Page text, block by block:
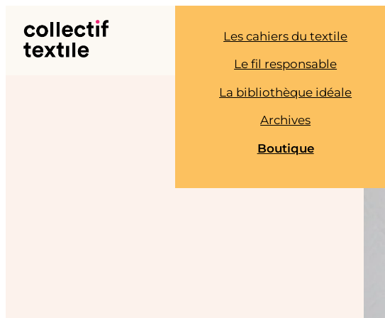
contenu
Les cahiers du textile
Le fil responsable
La bibliothèque idéale
Archives
Boutique